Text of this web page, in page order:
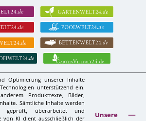
Optimierung unserer Inhalte
unterstützend ein.
Produkttexte, Bilder,
Sämtliche Inhalte werden
geprüft, überarbeitet und
von KI dient ausschließlich der
Unsere